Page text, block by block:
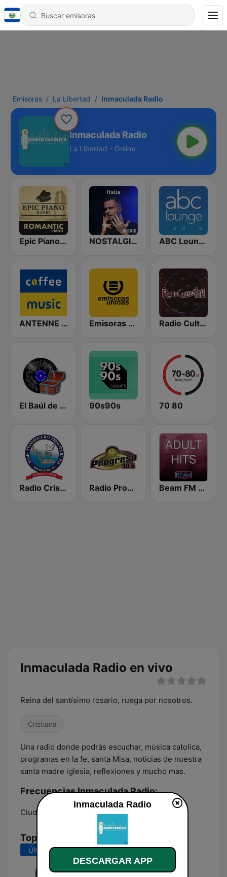
Emisoras La Libertad Inmaculada Radio
Inmaculada Radio
La Libertad - Online
Epic Piano - ROMANTIC PIANO NOSTALGIE ITALIA ABC Lounge Jazz
ANTENNE BAYERN Coffee Music Emisoras Unidas Radio Cultural TGN
El Baúl de los recuerdos 90s90s 70 80
Radio Cristiana Principe de Paz Radio Progreso Beam FM - Adult Hits
Inmaculada Radio en vivo
Reina del santísimo rosario, ruega por nosotros.
Cristiana
Una radio donde podrás escuchar, música catolica,
programas en la fe, santa Misa, noticias de nuestra
santa madre iglesia, reflexiones y mucho mas.
Frecuencias Inmaculada Radio:
Ciudad Arce:
Top Canciones
Últimos 7 días Últimos 30 días
Inmaculada Radio
DESCARGAR APP